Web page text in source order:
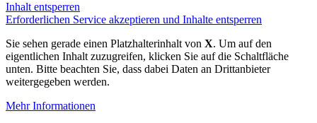
Inhalt entsperren
Erforderlichen Service akzeptieren und Inhalte entsperren
Sie sehen gerade einen Platzhalterinhalt von X. Um auf den
eigentlichen Inhalt zuzugreifen, klicken Sie auf die Schaltfläche
unten. Bitte beachten Sie, dass dabei Daten an Drittanbieter
weitergegeben werden.
Mehr Informationen